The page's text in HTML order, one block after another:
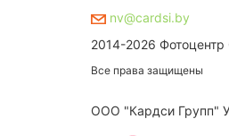
nv@cardsi.by
2014-2026 Фотоцентр
Все права защищены
ООО "Кардси Групп"